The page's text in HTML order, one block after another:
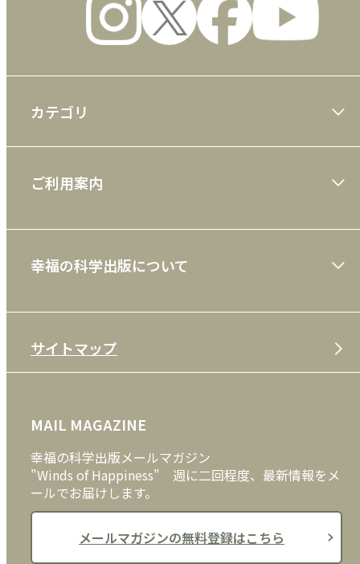
カテゴリ
雑誌
CD
DVD・ブルーレイ
外国語
ご利用案内
利用規約
特定商取引法
プライバシーポリシー
クッキーポリシー
幸福の科学出版について
メディア・ライブラリー
サイトマップ
MAIL MAGAZINE
幸福の科学出版メールマガジン
"Winds of Happiness" 週に二回程度、最新情報をメ
ールでお届けします。
メールマガジンの無料登録はこちら